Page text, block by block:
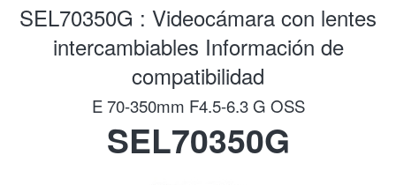
SEL70350G : Videocámara con lentes
intercambiables Información de
compatibilidad
E 70-350mm F4.5-6.3 G OSS
SEL70350G